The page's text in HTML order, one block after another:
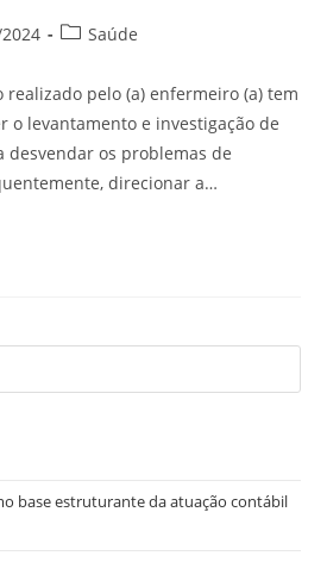
Saúde
realizado pelo (a) enfermeiro (a) tem
o levantamento e investigação de
desvendar os problemas de
direcionar a…
base estruturante da atuação contábil